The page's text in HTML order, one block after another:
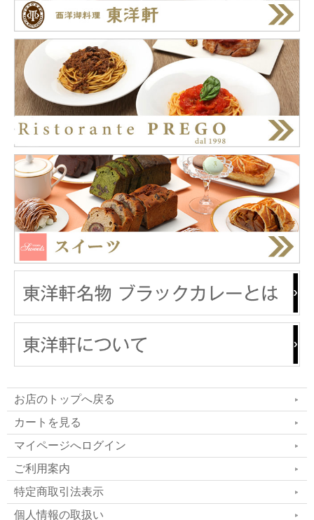
お店のトップへ戻る
カートを見る
マイページへログイン
ご利用案内
特定商取引法表示
個人情報の取扱い